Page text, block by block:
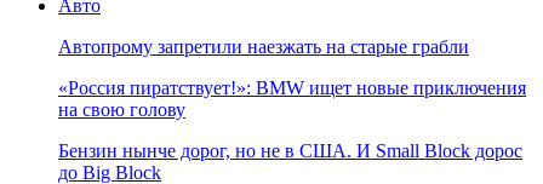
Авто
Автопрому запретили наезжать на старые грабли
«Россия пиратствует!»: BMW ищет новые приключения
на свою голову
Бензин нынче дорог, но не в США. И Small Block дорос
до Big Block